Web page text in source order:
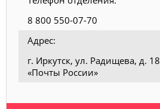
8 800 550-07-70
Адрес:
г. Иркутск, ул. Радищева, д.
«Почты России»